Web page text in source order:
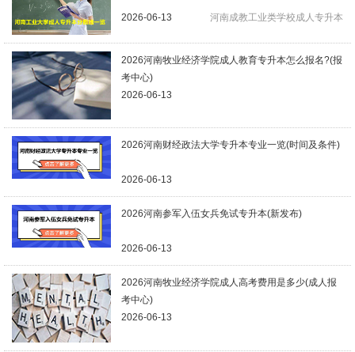
2026-06-13 河南成教工业类学校成人专升本
2026河南牧业经济学院成人教育专升本怎么报名?(报
考中心)
2026-06-13
2026河南财经政法大学专升本专业一览(时间及条件)
2026-06-13
2026河南参军入伍女兵免试专升本(新发布)
2026-06-13
2026河南牧业经济学院成人高考费用是多少(成人报
考中心)
2026-06-13